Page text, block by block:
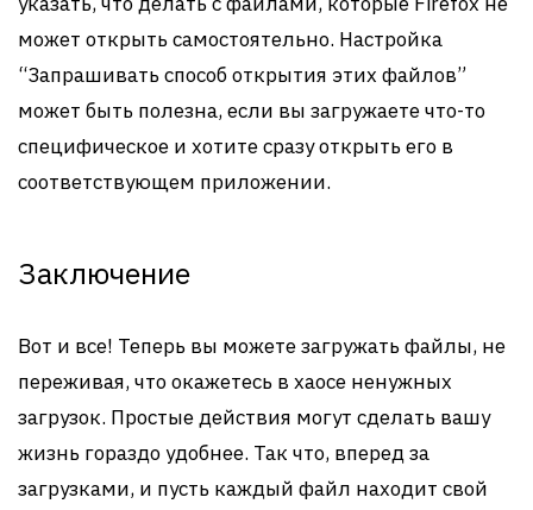
может открыть самостоятельно. Настройка
“Запрашивать способ открытия этих файлов”
может быть полезна, если вы загружаете что-то
специфическое и хотите сразу открыть его в
соответствующем приложении.
Заключение
Вот и все! Теперь вы можете загружать файлы, не
переживая, что окажетесь в хаосе ненужных
загрузок. Простые действия могут сделать вашу
жизнь гораздо удобнее. Так что, вперед за
загрузками, и пусть каждый файл находит свой